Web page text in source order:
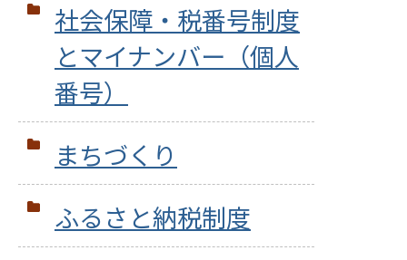
社会保障・税番号制度
とマイナンバー（個人
番号）
まちづくり
ふるさと納税制度